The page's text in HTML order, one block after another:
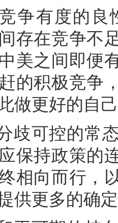
争有度的良
存在竞争不
美之间即便
的积极竞争
做更好的自
歧可控的常
保持政策的
相向而行，
供更多的确